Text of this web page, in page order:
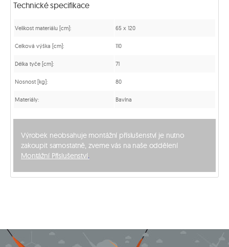
Technické specifikace
Velikost materiálu [cm]: 65 x 120
Celková výška [cm]: 110
Délka tyče [cm]: 71
Nosnost [kg]: 80
Materiály: Bavlna
Výrobek neobsahuje montážní příslušenství je nutno
zakoupit samostatně, zveme vás na naše oddělení
Montážní Příslušenství.